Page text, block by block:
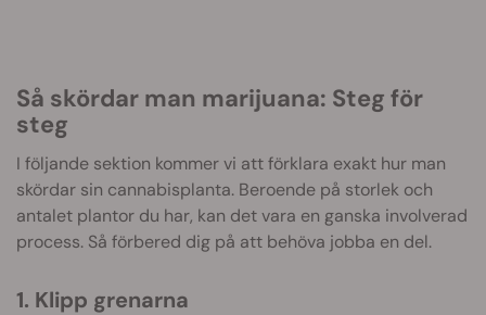
Så skördar man marijuana: Steg för
steg
I följande sektion kommer vi att förklara exakt hur man
skördar sin cannabisplanta. Beroende på storlek och
antalet plantor du har, kan det vara en ganska involverad
process. Så förbered dig på att behöva jobba en del.
1. Klipp grenarna